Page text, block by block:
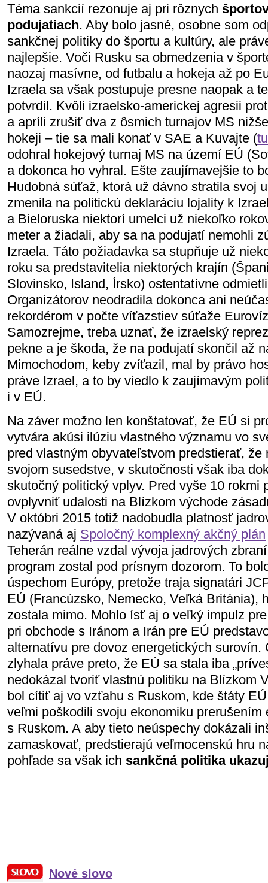
Téma sankcií rezonuje aj pri rôznych
podujatiach. Aby bolo jasné, osobne som
sankčnej politiky do športu a kultúry, ale
najlepšie. Voči Rusku sa obmedzenia v
naozaj masívne, od futbalu a hokeja až po
Izraela sa však postupuje presne naopak a
potvrdil. Kvôli izraelsko-americkej agresii
a apríli zrušiť dva z ôsmich turnajov MS
hokeji – tie sa mali konať v SAE a Kuvajte (tu
odohral hokejový turnaj MS na území EÚ
a dokonca ho vyhral. Ešte zaujímavejšie to
Hudobná súťaž, ktorá už dávno stratila svoj
zmenila na politickú deklaráciu lojality k
a Bieloruska niektorí umelci už niekoľko
meter a žiadali, aby sa na podujatí nemohli
Izraela. Táto požiadavka sa stupňuje už
roku sa predstavitelia niektorých krajín
Slovinsko, Island, Írsko) ostentatívne
Organizátorov neodradila dokonca ani
rekordérom v počte víťazstiev súťaže
Samozrejme, treba uznať, že izraelský
pekne a je škoda, že na podujatí skončil až
Mimochodom, keby zvíťazil, mal by právo
práve Izrael, a to by viedlo k zaujímavým
i v EÚ.
Na záver možno len konštatovať, že EÚ si
vytvára akúsi ilúziu vlastného významu vo
pred vlastným obyvateľstvom predstierať, že
svojom susedstve, v skutočnosti však iba
skutočný politický vplyv. Pred vyše 10 rokmi
ovplyvniť udalosti na Blízkom východe
V októbri 2015 totiž nadobudla platnosť
nazývaná aj Spoločný komplexný akčný plán
Teherán reálne vzdal vývoja jadrových
program zostal pod prísnym dozorom. To
úspechom Európy, pretože traja signatári
EÚ (Francúzsko, Nemecko, Veľká Británia),
zostala mimo. Mohlo ísť aj o veľký impulz
pri obchode s Iránom a Irán pre EÚ
alternatívu pre dovoz energetických surovín.
zlyhala práve preto, že EÚ sa stala iba
nedokázal tvoriť vlastnú politiku na Blízkom
bol cítiť aj vo vzťahu s Ruskom, kde štáty
veľmi poškodili svoju ekonomiku
s Ruskom. A aby tieto neúspechy dokázali
zamaskovať, predstierajú veľmocenskú hru
pohľade sa však ich sankčná politika
Nové slovo